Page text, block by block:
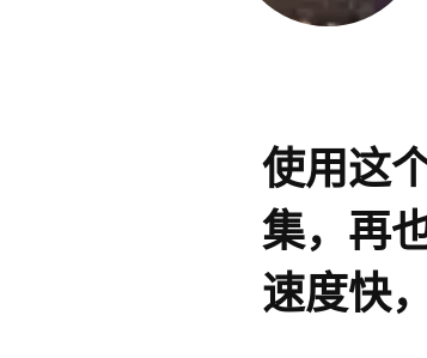
使用这
集，再
速度快